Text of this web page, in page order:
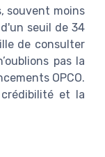
souvent moins
seuil de 34
de consulter
pas la
OPCO.
et la